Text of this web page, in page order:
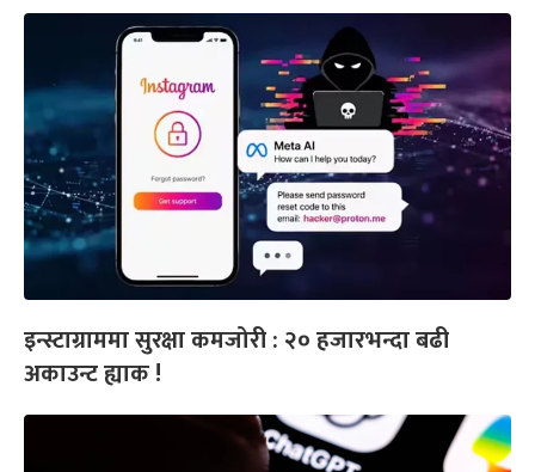
इन्स्टाग्राममा सुरक्षा कमजोरी : २० हजारभन्दा बढी
अकाउन्ट ह्याक !